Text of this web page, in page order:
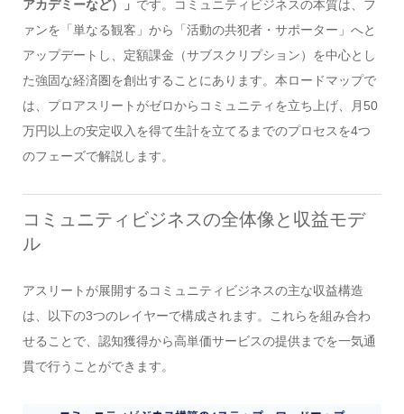
アカデミーなど）」 です。コミュニティビジネスの本質は、フ
ァンを「単なる観客」から「活動の共犯者・サポーター」へと
アップデートし、定額課金（サブスクリプション）を中心とし
た強固な経済圏を創出することにあります。本ロードマップで
は、プロアスリートがゼロからコミュニティを立ち上げ、月50
万円以上の安定収入を得て生計を立てるまでのプロセスを4つ
のフェーズで解説します。
コミュニティビジネスの全体像と収益モデ
ル
アスリートが展開するコミュニティビジネスの主な収益構造
は、以下の3つのレイヤーで構成されます。これらを組み合わ
せることで、認知獲得から高単価サービスの提供までを一気通
貫で行うことができます。